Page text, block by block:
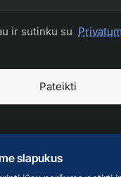
slapukus
ir sutinku su
Pateikti